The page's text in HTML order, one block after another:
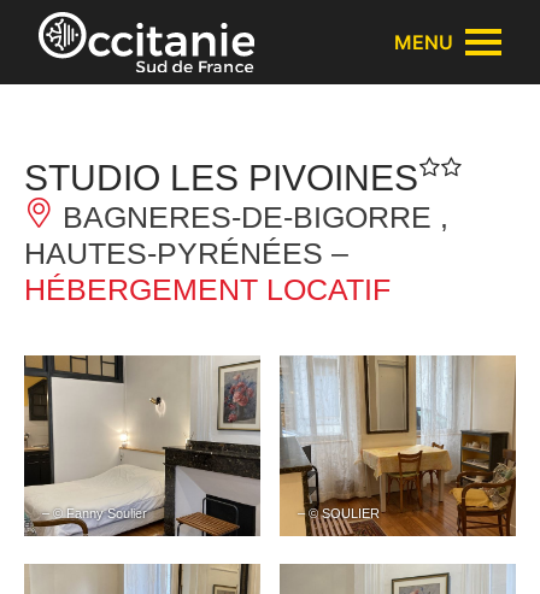
Panneau de gestion des cookies
MENU
STUDIO LES PIVOINES
BAGNERES-DE-BIGORRE ,
HAUTES-PYRÉNÉES –
HÉBERGEMENT LOCATIF
– © Fanny Soulier – © SOULIER